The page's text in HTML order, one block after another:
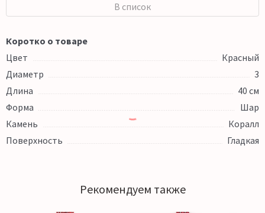
В список
Коротко о товаре
Цвет
Красный
Диаметр
3
Длина
40 см
Форма
Шар
Камень
Коралл
Поверхность
Гладкая
Рекомендуем также